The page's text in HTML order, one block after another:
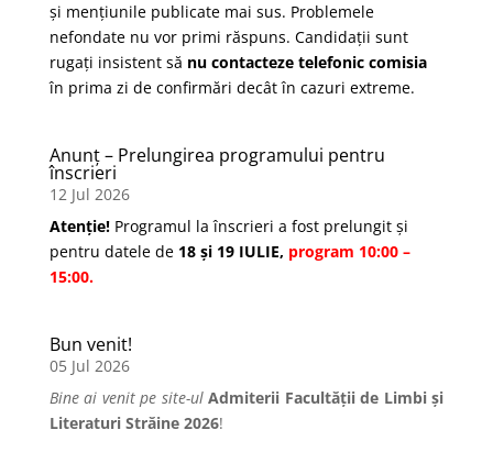
și mențiunile publicate mai sus. Problemele
nefondate nu vor primi răspuns. Candidații sunt
rugați insistent să nu contacteze telefonic comisia
în prima zi de confirmări decât în cazuri extreme.
Anunț – Prelungirea programului pentru
înscrieri
12 Jul 2026
Atenție!Programul la înscrieri a fost prelungit și
pentru datele de 18 și 19 IULIE, program 10:00 –
15:00.
Bun venit!
05 Jul 2026
Bine ai venit pe site-ulAdmiterii Facultății de Limbi și
Literaturi Străine 2026!